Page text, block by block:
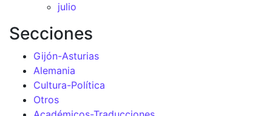
julio
Secciones
Gijón-Asturias
Alemania
Cultura-Política
Otros